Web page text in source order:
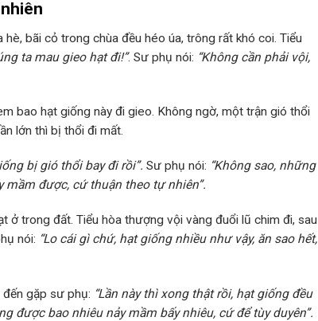
bãi cỏ trong chùa đều héo úa, trông rất khó coi. Tiểu
ta mau gieo hạt đi!”. Sư phụ nói: “Không cần phải vội,
bao hạt giống này đi gieo. Không ngờ, một trận gió thổi
lớn thì bị thổi đi mất.
bị gió thổi bay đi rồi”. Sư phụ nói: “Không sao, những
được, cứ thuận theo tự nhiên”.
ở trong đất. Tiểu hòa thượng vội vàng đuổi lũ chim đi, sau
nói: “Lo cái gì chứ, hạt giống nhiều như vậy, ăn sao hết,
gặp sư phụ: “Lần này thì xong thật rồi, hạt giống đều
được bao nhiêu nảy mầm bấy nhiêu, cứ để tùy duyên”.